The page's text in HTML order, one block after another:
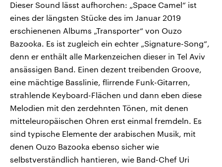
Dieser Sound lässt aufhorchen: „Space Camel“ ist
eines der längsten Stücke des im Januar 2019
erschienenen Albums „Transporter“ von Ouzo
Bazooka. Es ist zugleich ein echter „Signature-Song“,
denn er enthält alle Markenzeichen dieser in Tel Aviv
ansässigen Band. Einen dezent treibenden Groove,
eine mächtige Basslinie, flirrende Funk-Gitarren,
strahlende Keyboard-Flächen und dann eben diese
Melodien mit den zerdehnten Tönen, mit denen
mitteleuropäischen Ohren erst einmal fremdeln. Es
sind typische Elemente der arabischen Musik, mit
denen Ouzo Bazooka ebenso sicher wie
selbstverständlich hantieren, wie Band-Chef Uri